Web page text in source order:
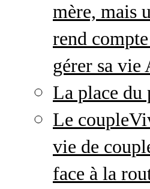
mère, mais
rend
gérer sa
La place du
Le couple
vie de
face à la